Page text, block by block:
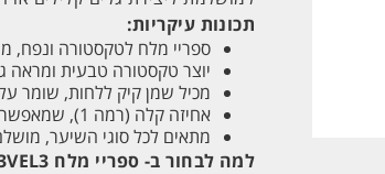
3
תכונות עיקריות:
ספריי מלח לטקסטורה ונפח,
יוצר טקסטורה טבעית ומראה
מכיל שמן קיק ללחות, שומר
אחיזה קלה (רמה 1), שמאפשרת עיצוב מחדש ומראה טבעי, שנשטף בקלות.
מתאים לכל סוגי השיער,
למה לבחור ב- ספריי מלח L3VEL3 לטקסטורה?